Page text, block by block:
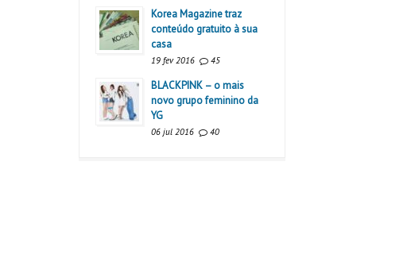
Korea Magazine traz
conteúdo gratuito à sua
casa
19 fev 2016 45
BLACKPINK – o mais
novo grupo feminino da
YG
06 jul 2016 40